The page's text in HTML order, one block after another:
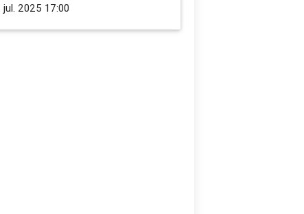
jul. 2025 17:00